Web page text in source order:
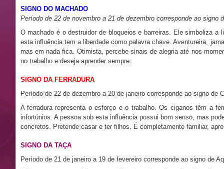
SIGNO DO MACHADO
Período de 22 de novembro a 21 de dezembro corresponde ao signo
O machado é o destruidor de bloqueios e barreiras. Ele simboliza
esta influência tem a liberdade como palavra chave. Aventureira,
mas em nada fica. Otimista, percebe sinais de alegria até nos
no trabalho e deseja aprender sempre.
SIGNO DA FERRADURA
Período de 22 de dezembro a 20 de janeiro corresponde ao signo de
A ferradura representa o esforço e o trabalho. Os ciganos têm a
infortúnios. A pessoa sob esta influência possui bom senso, mas
concretos. Pretende casar e ter filhos. É completamente familiar,
SIGNO DA TAÇA
Período de 21 de janeiro a 19 de fevereiro corresponde ao signo de